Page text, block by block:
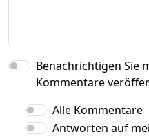
Benachrichtigen Sie
Kommentare
Alle Kommentare
Antworten auf